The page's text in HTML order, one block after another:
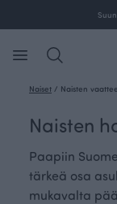
Naiset / Naisten
Naisten
Paapiin
tärkeä osa
mukavalta